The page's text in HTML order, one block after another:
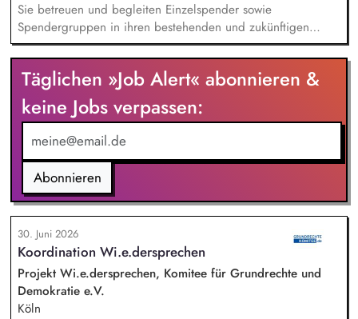
Sie betreuen und begleiten Einzelspender sowie
Spendergruppen in ihren bestehenden und zukünftigen
Projektpartnerschaften (Kooperationsprojekte zwischen
deutschen Spendergruppen und internationalen
Entwicklungshilfeprojekten) und fördern den Aufbau
langfristiger, vertrauensvoller Beziehungen.
Spenderbetreuung - Kommunikation und Abstimmung zu
Projekten, Budgets und Spendenaufkommen; Identifikation
geeigneter Projekte, deeskalierende Kommunikation bei
Problemen mit Projekten in enger Abstimmung mit dem
Vorstand und beteiligten Kolleg/innen.
Täglichen »Job Alert« abonnieren &
keine Jobs verpassen:
Abonnieren
30. Juni 2026
Koordination Wi.e.dersprechen
Projekt Wi.e.dersprechen, Komitee für Grundrechte und
Demokratie e.V.
Köln